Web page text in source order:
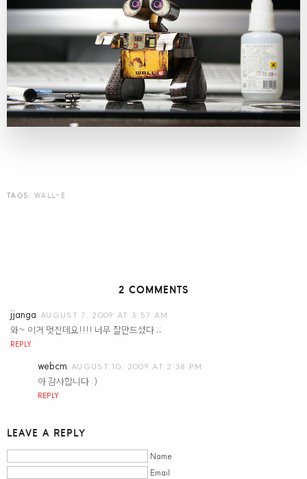
TAGS: WALL-E
2 COMMENTS
jjanga AUGUST 7, 2009 AT 3:57 AM
와~ 이거 멋진데요!!!! 너무 잘만드셨다 ;;
REPLY
webcm AUGUST 10, 2009 AT 2:38 PM
아 감사합니다 :)
REPLY
LEAVE A REPLY
Name
Email